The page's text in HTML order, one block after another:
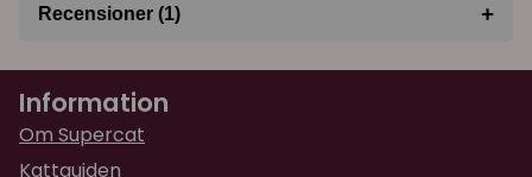
Recensioner (1) +
Evy
för 1 år sedan
★★★★★
Bra skålar.
Information
Om Supercat
Kattguiden